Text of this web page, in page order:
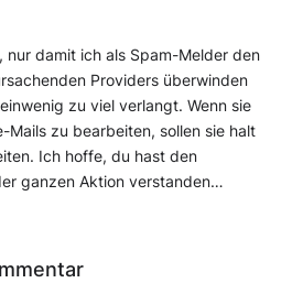
nur damit ich als Spam-Melder den
Providers überwinden
zu viel verlangt. Wenn sie
Mails zu bearbeiten, sollen sie halt
Ich hoffe, du hast den
ganzen Aktion verstanden…